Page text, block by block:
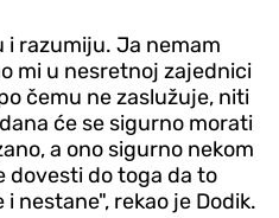
razumiju. Ja nemam
mi u nesretnoj zajednici
čemu ne zaslužuje, niti
će se sigurno morati
a ono sigurno nekom
dovesti do toga da to
nestane", rekao je Dodik.